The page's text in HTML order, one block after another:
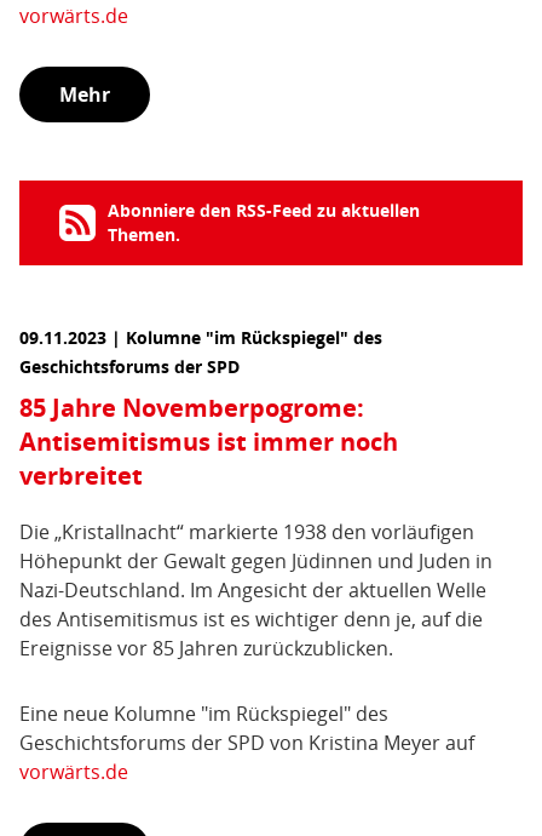
vorwärts.de
Mehr
Abonniere den RSS-Feed zu aktuellen
Themen.
09.11.2023 | Kolumne "im Rückspiegel" des
Geschichtsforums der SPD
85 Jahre Novemberpogrome:
Antisemitismus ist immer noch
verbreitet
Die „Kristallnacht“ markierte 1938 den vorläufigen
Höhepunkt der Gewalt gegen Jüdinnen und Juden in
Nazi-Deutschland. Im Angesicht der aktuellen Welle
des Antisemitismus ist es wichtiger denn je, auf die
Ereignisse vor 85 Jahren zurückzublicken.
Eine neue Kolumne "im Rückspiegel" des
Geschichtsforums der SPD von Kristina Meyer auf
vorwärts.de